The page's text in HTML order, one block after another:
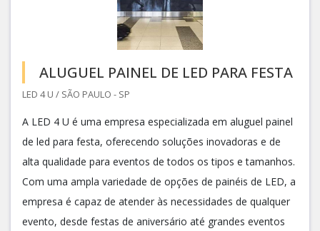
ALUGUEL PAINEL DE LED PARA FESTA
LED 4 U / SÃO PAULO - SP
A LED 4 U é uma empresa especializada em aluguel painel
de led para festa, oferecendo soluções inovadoras e de
alta qualidade para eventos de todos os tipos e tamanhos.
Com uma ampla variedade de opções de painéis de LED, a
empresa é capaz de atender às necessidades de qualquer
evento, desde festas de aniversário até grandes eventos